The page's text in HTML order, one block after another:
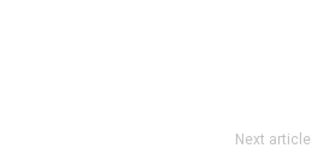
Next article